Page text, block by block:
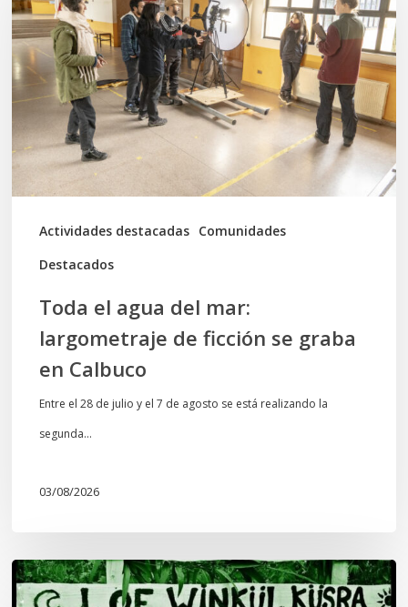
Actividades destacadas Comunidades
Destacados
agua
del
mar:
largometraje
de
ficción
se
graba
Toda el agua del mar:
largometraje de ficción se graba
en Calbuco
Entre el 28 de julio y el 7 de agosto se está realizando la
segunda…
03/08/2026
Lof